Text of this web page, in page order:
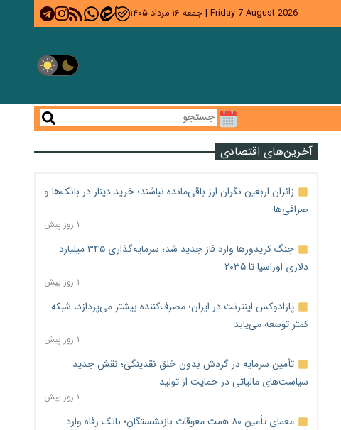
Friday 7 August 2026
| جمعه ۱۶ مرداد ۱۴۰۵
آخرین‌های اقتصادی
زائران اربعین نگران ارز باقی‌مانده نباشند؛ خرید دینار در بانک‌ها و
صرافی‌ها
۱ روز پیش
جنگ کریدورها وارد فاز جدید شد؛ سرمایه‌گذاری ۳۴۵ میلیارد
دلاری اوراسیا تا ۲۰۳۵
۱ روز پیش
پارادوکس اینترنت در ایران؛ مصرف‌کننده بیشتر می‌پردازد، شبکه
کمتر توسعه می‌یابد
۱ روز پیش
تأمین سرمایه در گردش بدون خلق نقدینگی؛ نقش جدید
سیاست‌های مالیاتی در حمایت از تولید
۱ روز پیش
معمای تأمین ۸۰ همت معوقات بازنشستگان؛ بانک رفاه وارد